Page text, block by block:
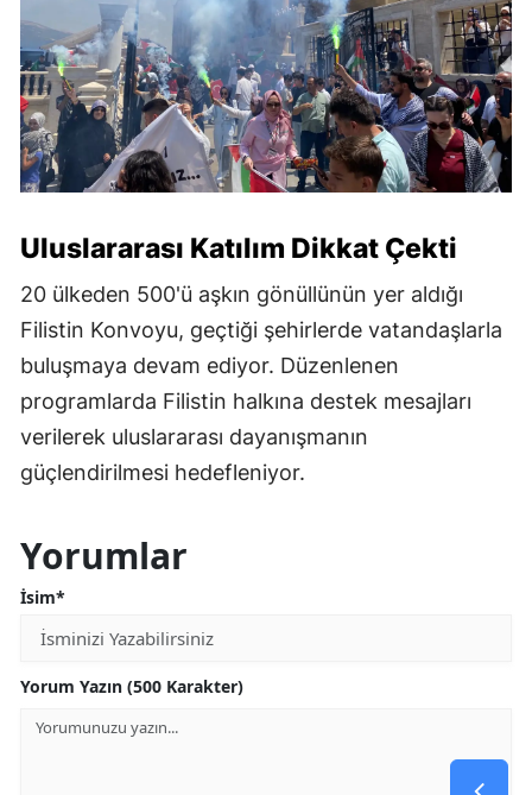
Uluslararası Katılım Dikkat Çekti
20 ülkeden 500'ü aşkın gönüllünün yer aldığı
Filistin Konvoyu, geçtiği şehirlerde vatandaşlarla
buluşmaya devam ediyor. Düzenlenen
programlarda Filistin halkına destek mesajları
verilerek uluslararası dayanışmanın
güçlendirilmesi hedefleniyor.
Yorumlar
İsim*
Yorum Yazın (500 Karakter)